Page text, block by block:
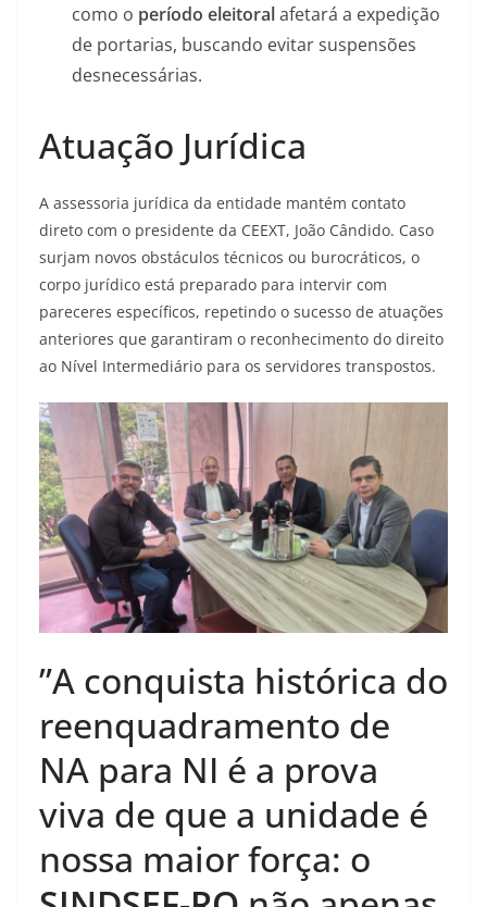
como o período eleitoralafetará a expedição
de portarias, buscando evitar suspensões
desnecessárias.
​Atuação Jurídica
​A assessoria jurídica da entidade mantém contato
direto com o presidente da CEEXT, João Cândido. Caso
surjam novos obstáculos técnicos ou burocráticos, o
corpo jurídico está preparado para intervir com
pareceres específicos, repetindo o sucesso de atuações
anteriores que garantiram o reconhecimento do direito
ao Nível Intermediário para os servidores transpostos.
​”A conquista histórica do
reenquadramento de
NA para NI é a prova
viva de que a unidade é
nossa maior força: o